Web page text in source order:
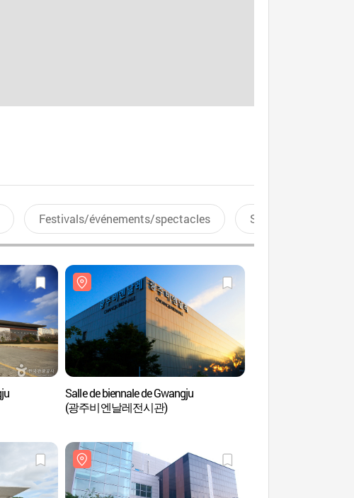
Festivals/événements/spectacles Sports aquatiques
Salle de biennale de Gwangju
(광주비엔날레전시관)